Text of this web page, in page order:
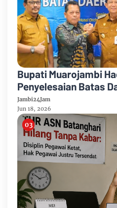
Bupati Muarojambi
Penyelesaian Batas
Kemengagri
Wilayah
Jambi24Jam
Jun 18, 2026